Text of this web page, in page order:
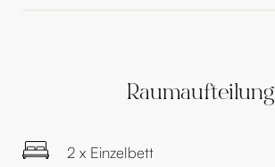
Raumaufteilung
2 x Einzelbett